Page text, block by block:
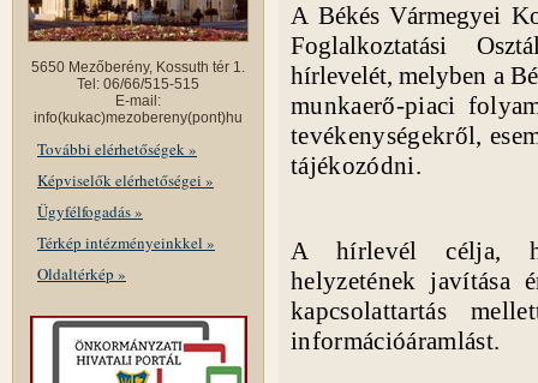
5650 Mezőberény, Kossuth tér 1.
Tel: 06/66/515-515
E-mail:
info(kukac)mezobereny(pont)hu
További elérhetőségek »
Képviselők elérhetőségei »
Ügyfélfogadás »
Térkép intézményeinkkel »
Oldaltérkép »
A Békés Vármegyei
Foglalkoztatási
hírlevelét, melyben a
munkaerő-piaci
tevékenységekről,
tájékozódni.
A hírlevél célja,
helyzetének javítása
kapcsolattartás
információáramlást.